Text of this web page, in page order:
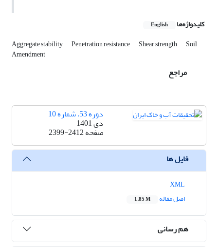
کلیدواژه‌ها English
Aggregate stability Penetration resistance Shear strength Soil
Amendment
مراجع
دوره 53، شماره 10
دی 1401
صفحه2399-2412
فایل ها
اصل مقاله
1.85 M
هم رسانی